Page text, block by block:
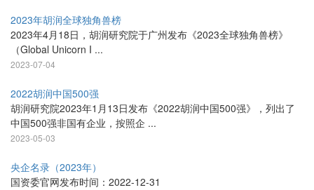
2023年胡润全球独角兽榜
2023年4月18日，胡润研究院于广州发布《2023全球独角兽榜》
（Global Unicorn I ...
2023-07-04
2022胡润中国500强
胡润研究院2023年1月13日发布《2022胡润中国500强》，列出了
中国500强非国有企业，按照企 ...
2023-05-03
央企名录（2023年）
国资委官网发布时间：2022-12-31